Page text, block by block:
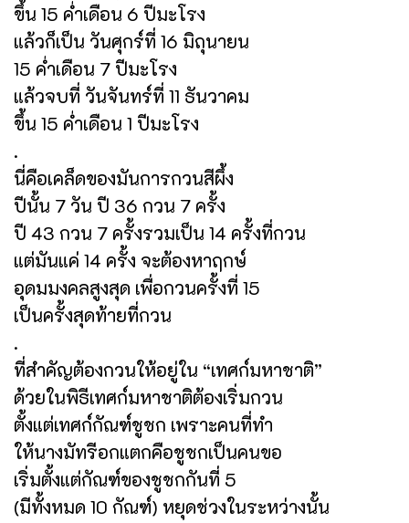
ขึ้น 15 ค่ำเดือน 6 ปีมะโรง
แล้วก็เป็น วันศุกร์ที่ 16 มิถุนายน
15 ค่ำเดือน 7 ปีมะโรง
แล้วจบที่ วันจันทร์ที่ 11 ธันวาคม
ขึ้น 15 ค่ำเดือน 1 ปีมะโรง
.
นี่คือเคล็ดของมันการกวนสีผึ้ง
ปีนั้น 7 วัน ปี 36 กวน 7 ครั้ง
ปี 43 กวน 7 ครั้งรวมเป็น 14 ครั้งที่กวน
แต่มันแค่ 14 ครั้ง จะต้องหาฤกษ์
อุดมมงคลสูงสุด เพื่อกวนครั้งที่ 15
เป็นครั้งสุดท้ายที่กวน
.
ที่สำคัญต้องกวนให้อยู่ใน “เทศก์มหาชาติ”
ด้วยในพิธีเทศก์มหาชาติต้องเริ่มกวน
ตั้งแต่เทศก์กัณฑ์ชูชก เพราะคนที่ทำ
ให้นางมัทรีอกแตกคือชูชกเป็นคนขอ
เริ่มตั้งแต่กัณฑ์ของชูชกกันที่ 5
(มีทั้งหมด 10 กัณฑ์) หยุดช่วงในระหว่างนั้น